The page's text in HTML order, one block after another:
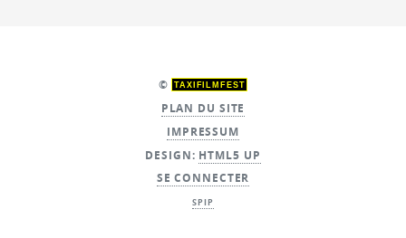
© TAXIFILMFEST
PLAN DU SITE
IMPRESSUM
DESIGN: HTML5 UP
SE CONNECTER
SPIP